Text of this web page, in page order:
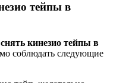
тейпы в
снять кинезио тейпы в
соблюдать следующие